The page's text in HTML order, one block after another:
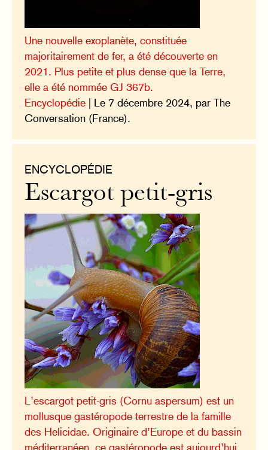
Une nouvelle exoplanète, constituée
majoritairement de fer, a été découverte en
2021. Plus petite et plus dense que la Terre,
elle a été nommée GJ 367b.
Encyclopédie | Le 7 décembre 2024, par The
Conversation (France).
ENCYCLOPÉDIE
Escargot petit-gris
L’escargot petit-gris (Cornu aspersum) est un
mollusque gastéropode terrestre de la famille
des Helicidae. Originaire d’Europe et du bassin
méditerranéen, ce gastéropode est aujourd’hui